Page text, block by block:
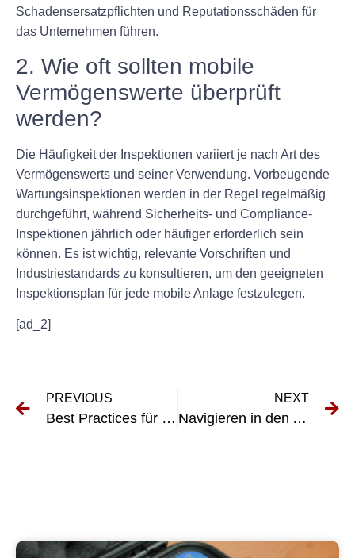
Schadensersatzpflichten und Reputationsschäden für
das Unternehmen führen.
2. Wie oft sollten mobile
Vermögenswerte überprüft
werden?
Die Häufigkeit der Inspektionen variiert je nach Art des
Vermögenswerts und seiner Verwendung. Vorbeugende
Wartungsinspektionen werden in der Regel regelmäßig
durchgeführt, während Sicherheits- und Compliance-
Inspektionen jährlich oder häufiger erforderlich sein
können. Es ist wichtig, relevante Vorschriften und
Industriestandards zu konsultieren, um den geeigneten
Inspektionsplan für jede mobile Anlage festzulegen.
[ad_2]
PREVIOUS
Best Practices für die Dokumentation von Messgeräte-Geräteprüfungsergebnissen
NEXT
Navigieren in den Anforderungen der VDE 0751 für elektrische Komponenten